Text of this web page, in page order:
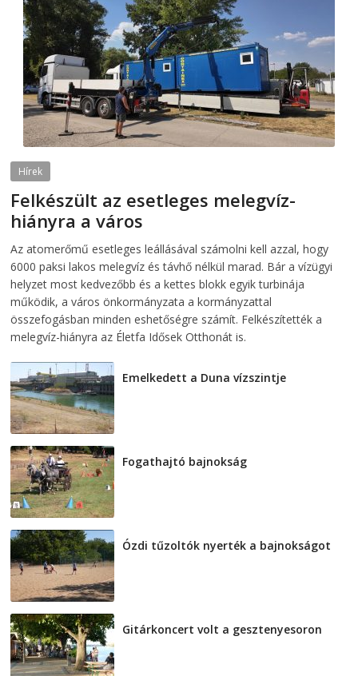
Hírek
Felkészült az esetleges melegvíz-
hiányra a város
Az atomerőmű esetleges leállásával számolni kell azzal, hogy
6000 paksi lakos melegvíz és távhő nélkül marad. Bár a vízügyi
helyzet most kedvezőbb és a kettes blokk egyik turbinája
működik, a város önkormányzata a kormányzattal
összefogásban minden eshetőségre számít. Felkészítették a
melegvíz-hiányra az Életfa Idősek Otthonát is.
Emelkedett a Duna vízszintje
Fogathajtó bajnokság
Ózdi tűzoltók nyerték a bajnokságot
Gitárkoncert volt a gesztenyesoron